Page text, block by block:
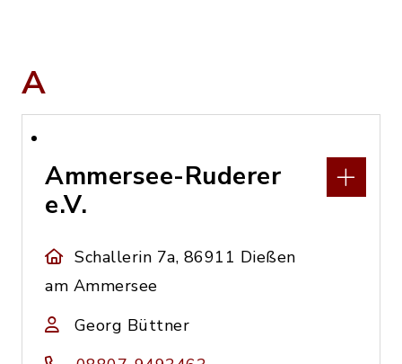
A
Ammersee-Ruderer
e.V.
Schallerin 7a, 86911 Dießen
am Ammersee
Georg Büttner